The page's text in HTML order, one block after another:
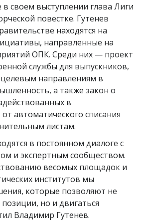
своем выступлении глава Лиги
повестке. Гутенев
находятся на
направленные на
ОПК. Среди них — проект
службы для выпускников,
направлениям в
а также закон о
в
от автоматического списания
листам.
в постоянном диалоге с
и экспертным сообществом.
весомых площадок и
институтов мы
которые позволяют не
но и двигаться
Владимир Гутенев.